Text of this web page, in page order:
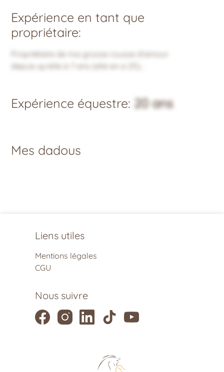
Expérience en tant que
propriétaire:
Propriétaire de ma grosse rousse d'amour
depuis qu'elle à 7 ans (elle en a 25)...
Expérience équestre: 20 ans
Mes dadous
Liens utiles
Mentions légales
CGU
Nous suivre